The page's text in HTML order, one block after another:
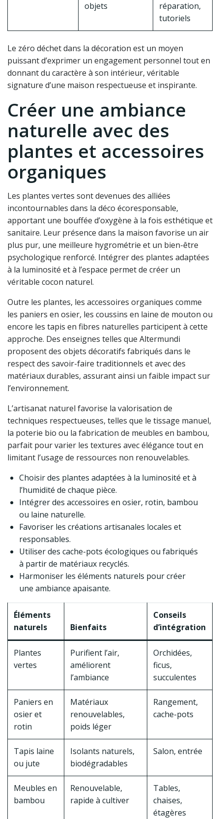
objets
réparation,
tutoriels
Le zéro déchet dans la décoration est un moyen
puissant d’exprimer un engagement personnel tout en
donnant du caractère à son intérieur, véritable
signature d’une maison respectueuse et inspirante.
Créer une ambiance
naturelle avec des
plantes et accessoires
organiques
Les plantes vertes sont devenues des alliées
incontournables dans la déco écoresponsable,
apportant une bouffée d’oxygène à la fois esthétique et
sanitaire. Leur présence dans la maison favorise un air
plus pur, une meilleure hygrométrie et un bien-être
psychologique renforcé. Intégrer des plantes adaptées
à la luminosité et à l’espace permet de créer un
véritable cocon naturel.
Outre les plantes, les accessoires organiques comme
les paniers en osier, les coussins en laine de mouton ou
encore les tapis en fibres naturelles participent à cette
approche. Des enseignes telles que Altermundi
proposent des objets décoratifs fabriqués dans le
respect des savoir-faire traditionnels et avec des
matériaux durables, assurant ainsi un faible impact sur
l’environnement.
L’artisanat naturel favorise la valorisation de
techniques respectueuses, telles que le tissage manuel,
la poterie bio ou la fabrication de meubles en bambou,
parfait pour varier les textures avec élégance tout en
limitant l’usage de ressources non renouvelables.
Choisir des plantes adaptées à la luminosité et à
l’humidité de chaque pièce.
Intégrer des accessoires en osier, rotin, bambou
ou laine naturelle.
Favoriser les créations artisanales locales et
responsables.
Utiliser des cache-pots écologiques ou fabriqués
à partir de matériaux recyclés.
Harmoniser les éléments naturels pour créer
une ambiance apaisante.
Éléments
naturels
Bienfaits
Conseils
d’intégration
Plantes
vertes
Purifient l’air,
améliorent
l’ambiance
Orchidées,
ficus,
succulentes
Paniers en
osier et
rotin
Matériaux
renouvelables,
poids léger
Rangement,
cache-pots
Tapis laine
ou jute
Isolants naturels,
biodégradables
Salon, entrée
Meubles en
bambou
Renouvelable,
rapide à cultiver
Tables,
chaises,
étagères